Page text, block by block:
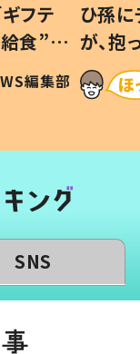
フテ
食”を
の親
編集部
ひ孫
が、
「涙が
い」
SNS